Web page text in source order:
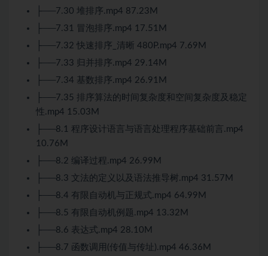
├──7.30 堆排序.mp4 87.23M
├──7.31 冒泡排序.mp4 17.51M
├──7.32 快速排序_清晰 480P.mp4 7.69M
├──7.33 归并排序.mp4 29.14M
├──7.34 基数排序.mp4 26.91M
├──7.35 排序算法的时间复杂度和空间复杂度及稳定
性.mp4 15.03M
├──8.1 程序设计语言与语言处理程序基础前言.mp4
10.76M
├──8.2 编译过程.mp4 26.99M
├──8.3 文法的定义以及语法推导树.mp4 31.57M
├──8.4 有限自动机与正规式.mp4 64.99M
├──8.5 有限自动机例题.mp4 13.32M
├──8.6 表达式.mp4 28.10M
├──8.7 函数调用(传值与传址).mp4 46.36M